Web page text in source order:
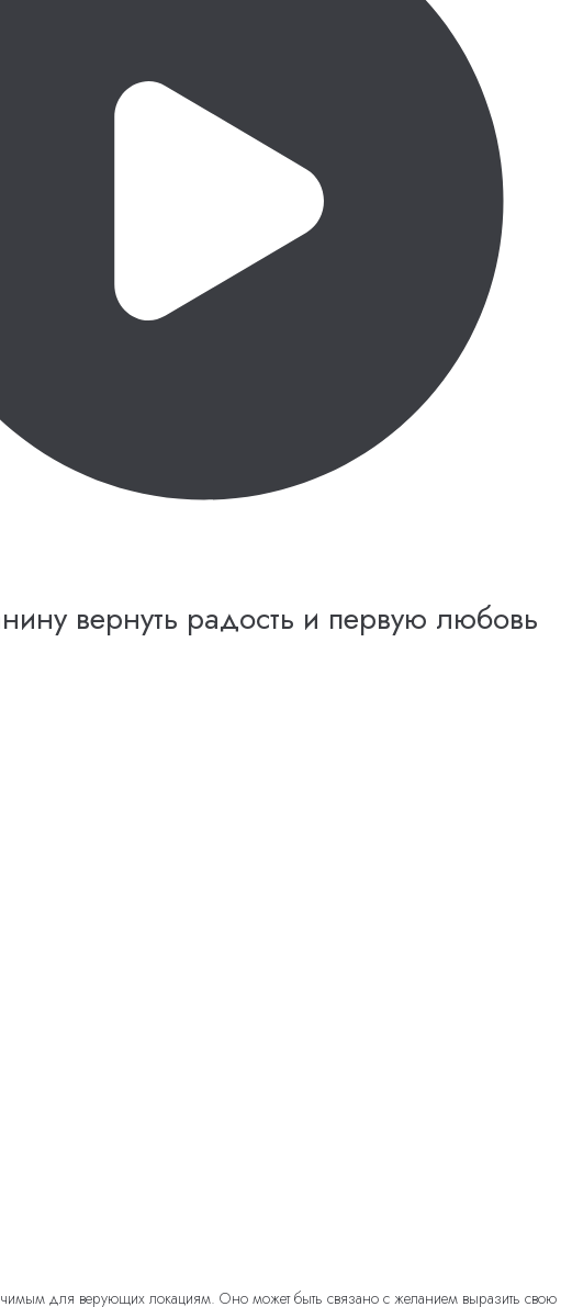
вернуть радость и первую любовь
для верующих локациям. Оно может быть связано с желанием выразить свою